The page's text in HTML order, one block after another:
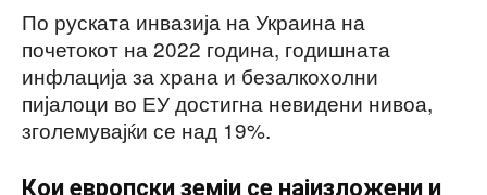
По руската инвазија на Украина на
почетокот на 2022 година, годишната
инфлација за храна и безалкохолни
пијалоци во ЕУ достигна невидени нивоа,
зголемувајќи се над 19%.
Кои европски земји се најизложени и